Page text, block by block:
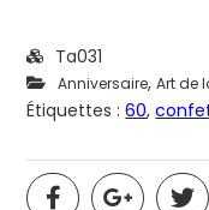
Ta031
Anniversaire,Art de
Étiquettes :60,